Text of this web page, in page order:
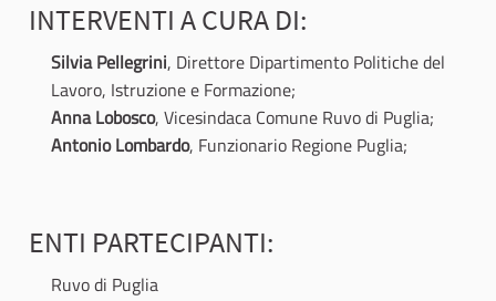
INTERVENTI A CURA DI:
Silvia Pellegrini, Direttore Dipartimento Politiche del
Lavoro, Istruzione e Formazione;
Anna Lobosco, Vicesindaca Comune Ruvo di Puglia;
Antonio Lombardo, Funzionario Regione Puglia;
ENTI PARTECIPANTI:
Ruvo di Puglia